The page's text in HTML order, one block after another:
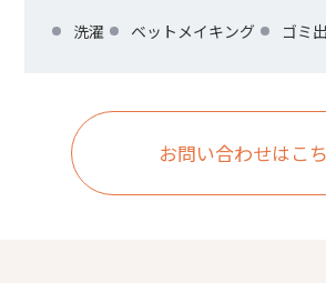
洗濯 ベットメイキング ゴミ
お問い合わせはこ